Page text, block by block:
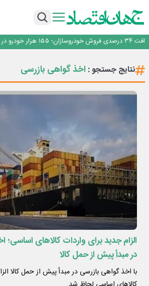
ساماندهی صنعت تلفن همراه در انتظارسیاست
افت ۳۴ درصدی فروش خودروسازان؛ ۱۵۵ هزار خودرو در چهار ماه فروخته شد
توسعه زنجیره صنعت مس با تکیه بر اکتشاف و مدل‌های
ساماندهی صنعت تلفن همراه در انتظارسیاست
نتایج جستجو : اخذ گواهی بازرسی
الزام جدید برای واردات کالاهای اساسی؛
در مبدأ پیش از حمل کالا
با اخذ گواهی بازرسی در مبدأ پیش از حمل کالا